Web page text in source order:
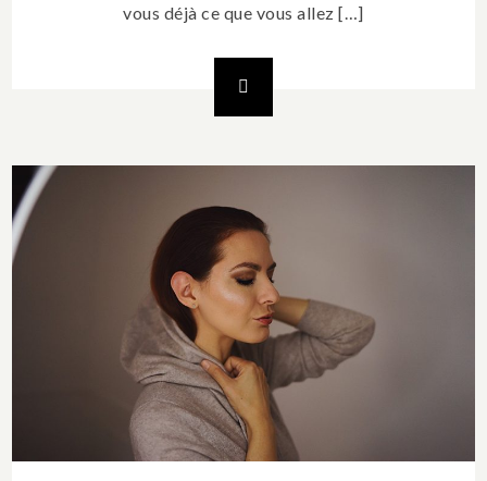
vous déjà ce que vous allez […]